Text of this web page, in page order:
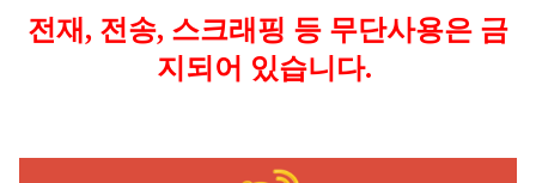
전재, 전송, 스크래핑 등 무단사용은 금
지되어 있습니다.